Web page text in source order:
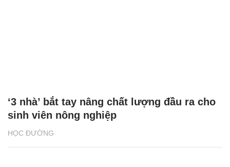
HỌC ĐƯỜNG
‘3 nhà’ bắt tay nâng chất lượng đầu ra cho
sinh viên nông nghiệp